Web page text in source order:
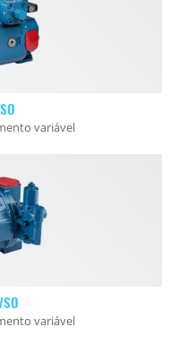
variável
variável